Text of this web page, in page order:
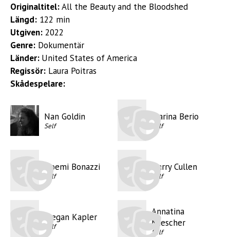
Originaltitel:All the Beauty and the Bloodshed
Längd: 122 min
Utgiven: 2022
Genre: Dokumentär
Länder: United States of America
Regissör: Laura Poitras
Skådespelare:
Nan Goldin
Self
Marina Berio
Self
Noemi Bonazzi
Self
Harry Cullen
Self
Megan Kapler
Self
Annatina
Miescher
Self